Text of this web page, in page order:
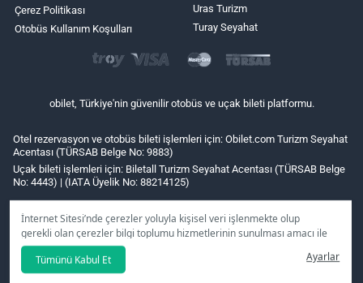
İnternet Sitesi’nde çerezler yoluyla kişisel veri işlenmekte olup
gerekli olan çerezler bilgi toplumu hizmetlerinin sunulması amacı ile
kullanılmaktadır. Tercihleriniz doğrultusunda size özel
kişiselleştirilmiş çerezleri ve özel kampanyaları
seçeneğine
tıklamanız halinde kullanımınıza sunamayacağız.
Tümünü Kabul Et Ayarlar
Çerez Politikası
Otobüs Kullanım Koşulları
Uras Turizm
Turay Seyahat
obilet, Türkiye'nin güvenilir otobüs ve uçak bileti platformu.
Otel rezervasyon ve otobüs bileti işlemleri için: Obilet.com Turizm Seyahat
Acentası (TÜRSAB Belge No: 9883)
Uçak bileti işlemleri için: Biletall Turizm Seyahat Acentası (TÜRSAB Belge
No: 4443) | (IATA Üyelik No: 88214125)